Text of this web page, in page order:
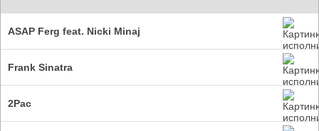
ASAP Ferg feat. Nicki Minaj
Frank Sinatra
2Pac